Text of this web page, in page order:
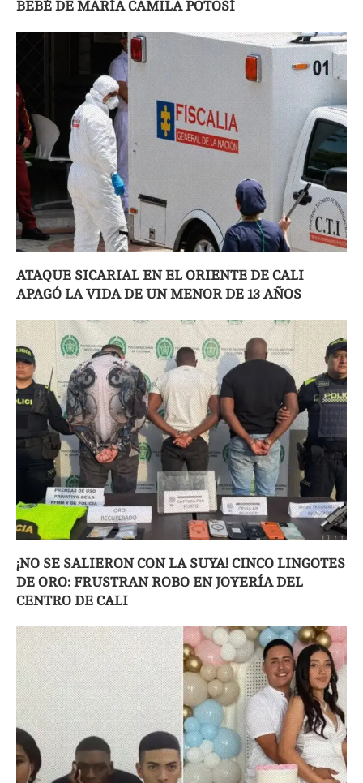
BEBÉ DE MARÍA CAMILA POTOSÍ
ATAQUE SICARIAL EN EL ORIENTE DE CALI
APAGÓ LA VIDA DE UN MENOR DE 13 AÑOS
¡NO SE SALIERON CON LA SUYA! CINCO LINGOTES
DE ORO: FRUSTRAN ROBO EN JOYERÍA DEL
CENTRO DE CALI